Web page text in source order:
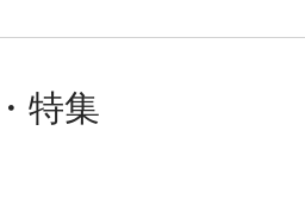
特集